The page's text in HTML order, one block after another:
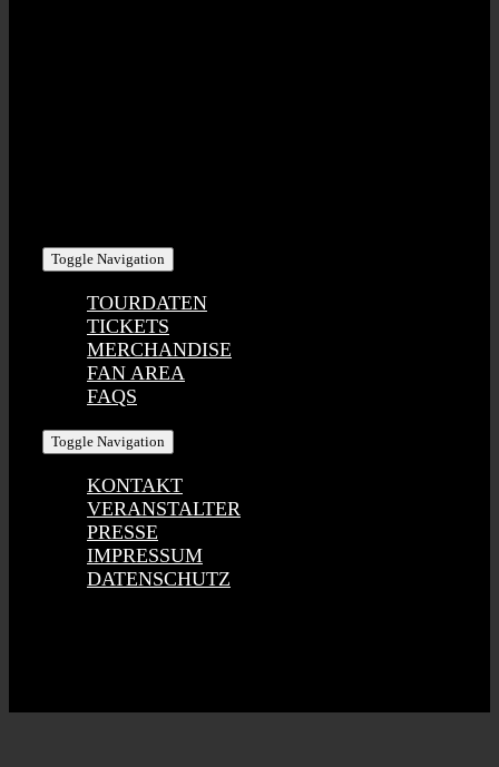
Toggle Navigation
TOURDATEN
TICKETS
MERCHANDISE
FAN AREA
FAQS
Toggle Navigation
KONTAKT
VERANSTALTER
PRESSE
IMPRESSUM
DATENSCHUTZ